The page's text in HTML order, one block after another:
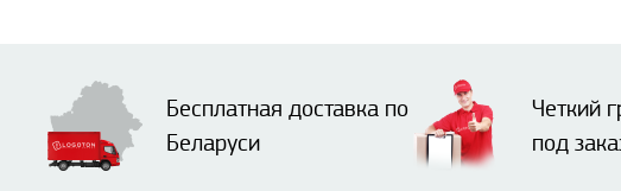
Бесплатная доставка по
Беларуси
Четкий
под